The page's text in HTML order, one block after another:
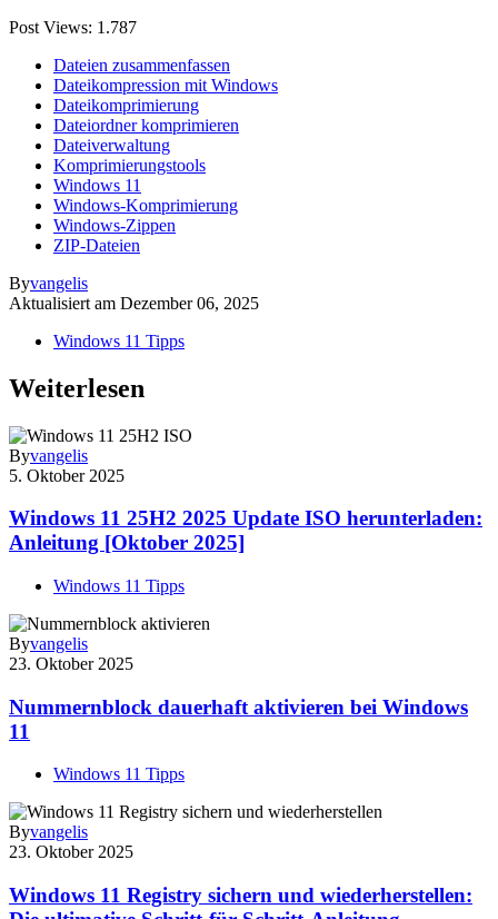
Post Views: 1.787
Dateien zusammenfassen
Dateikompression mit Windows
Dateikomprimierung
Dateiordner komprimieren
Dateiverwaltung
Komprimierungstools
Windows 11
Windows-Komprimierung
Windows-Zippen
ZIP-Dateien
Byvangelis
Aktualisiert am Dezember 06, 2025
Windows 11 Tipps
Weiterlesen
Byvangelis
5. Oktober 2025
Windows 11 25H2 2025 Update ISO herunterladen:
Anleitung [Oktober 2025]
Windows 11 Tipps
Byvangelis
23. Oktober 2025
Nummernblock dauerhaft aktivieren bei Windows
11
Windows 11 Tipps
Byvangelis
23. Oktober 2025
Windows 11 Registry sichern und wiederherstellen: